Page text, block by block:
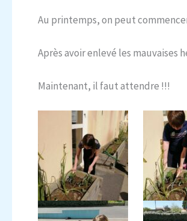
Au printemps, on peut
Après avoir enlevé les mauvaises
Maintenant, il faut attendre !!!